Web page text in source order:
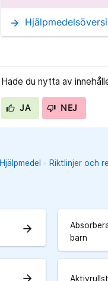
arrow_forward
Hade du nytta av
JA NEJ
Hjälpmedel Riktlinjer och
arrow_forward
barn